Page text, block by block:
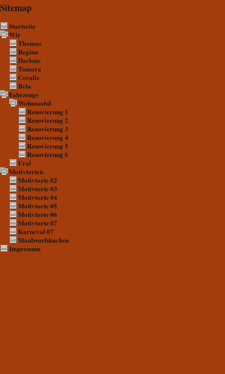
Sitemap
Startseite
Wir
Thomas
Regina
Darlene
Tamara
Coralie
Bela
Fahrzeuge
Wohnmobil
Renovierung 1
Renovierung 2
Renovierung 3
Renovierung 4
Renovierung 5
Renovierung 6
Ural
Motivtorten
Motivtorte 02
Motivtorte 03
Motivtorte 04
Motivtorte 05
Motivtorte 06
Motivtorte 07
Karneval 07
Maulwurfskuchen
Impressum